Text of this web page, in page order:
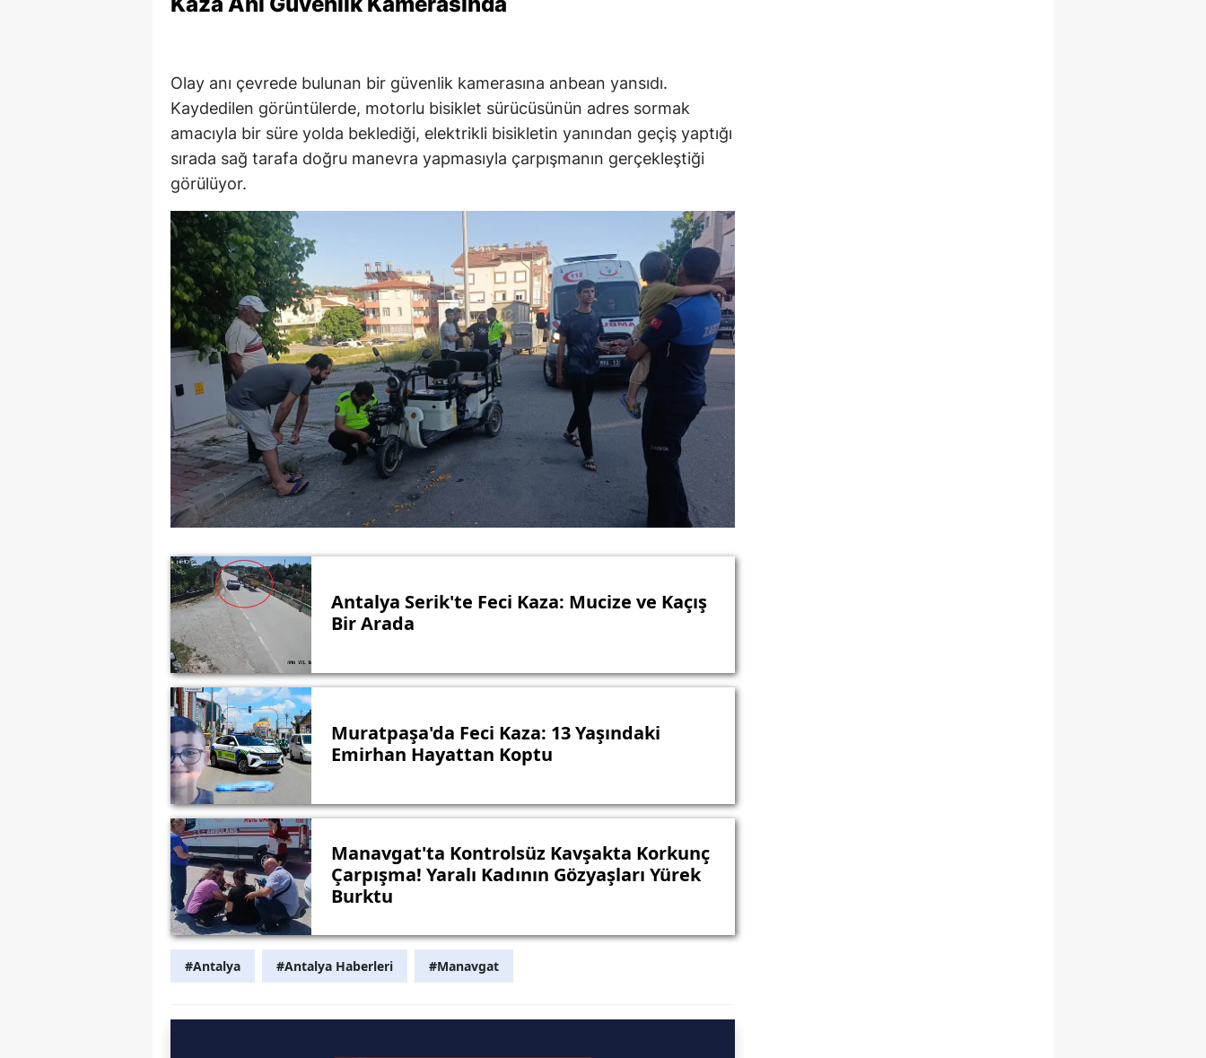
Olay anı çevrede bulunan bir güvenlik kamerasına anbean yansıdı.
Kaydedilen görüntülerde, motorlu bisiklet sürücüsünün adres sormak
amacıyla bir süre yolda beklediği, elektrikli bisikletin yanından geçiş yaptığı
sırada sağ tarafa doğru manevra yapmasıyla çarpışmanın gerçekleştiği
görülüyor.
Antalya Serik'te Feci Kaza: Mucize ve Kaçış
Bir Arada
Muratpaşa'da Feci Kaza: 13 Yaşındaki
Emirhan Hayattan Koptu
Manavgat'ta Kontrolsüz Kavşakta Korkunç
Çarpışma! Yaralı Kadının Gözyaşları Yürek
Burktu
#Antalya #Antalya Haberleri #Manavgat